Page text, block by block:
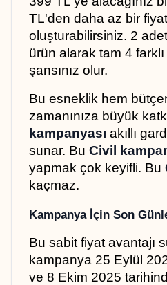
TL'den daha az bir
oluşturabilirsiniz. 2
ürün alarak tam 4
şansınız olur.
Bu esneklik hem
zamanınıza büyük
kampanyası akıllı
sunar. Bu Civil
yapmak çok keyifli. Bu
kaçmaz.
Kampanya İçin Son
Bu sabit fiyat avantajı
kampanya 25 Eylül
ve 8 Ekim 2025